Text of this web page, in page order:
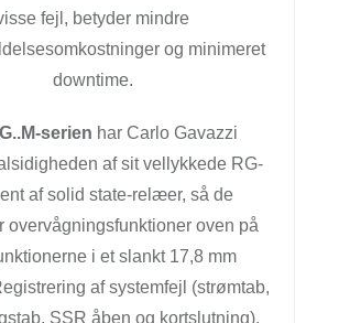
fejl, betyder mindre
og minimeret
downtime.
serien har Carlo Gavazzi
af sit vellykkede RG-
af solid state-relæer, så de
overvågningsfunktioner oven på
i et slankt 17,8 mm
af systemfejl (strømtab,
SSR åben og kortslutning),